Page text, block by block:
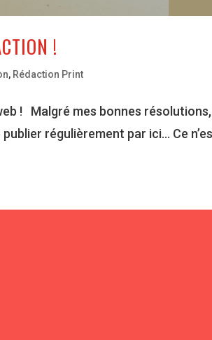
!
, Rédaction Print
! Malgré mes bonnes
régulièrement par ici… Ce